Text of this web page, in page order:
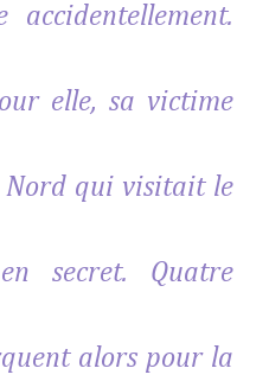
elle, sa victime
Nord qui visitait le
secret. Quatre
alors pour la